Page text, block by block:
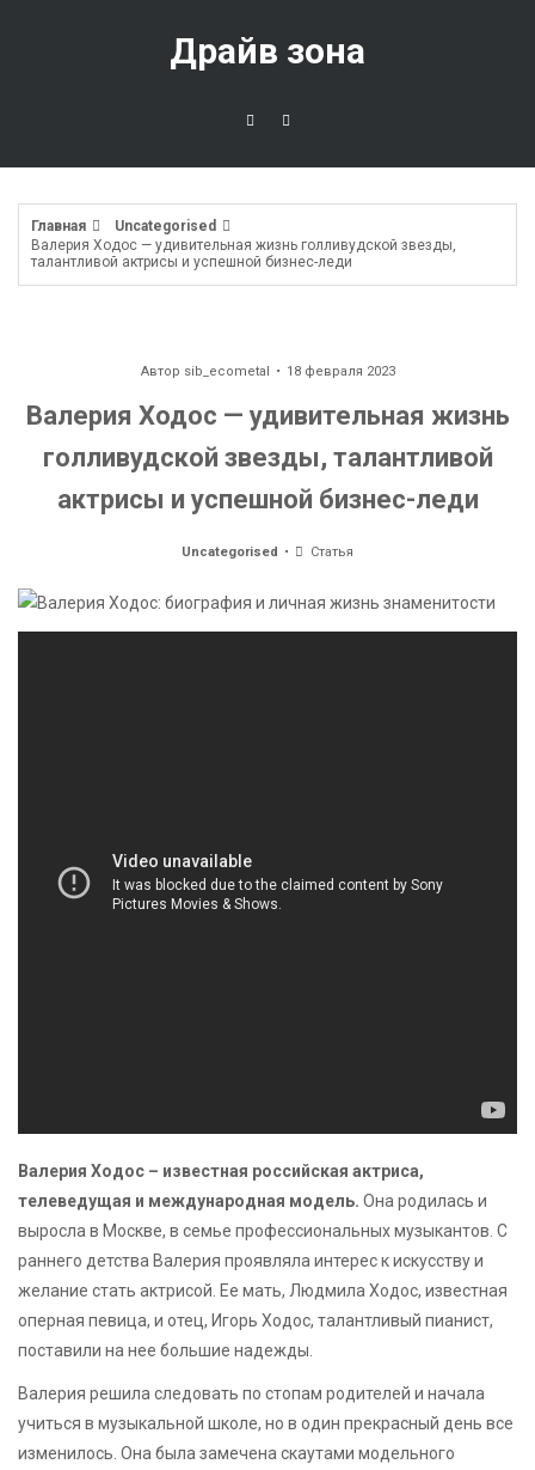
Драйв зона
Главная
Uncategorised
Валерия Ходос — удивительная жизнь голливудской звезды,
талантливой актрисы и успешной бизнес-леди
Автор sib_ecometal 18 февраля 2023
Валерия Ходос — удивительная жизнь
голливудской звезды, талантливой
актрисы и успешной бизнес-леди
Uncategorised Статья
Валерия Ходос – известная российская актриса,
телеведущая и международная модель. Она родилась и
выросла в Москве, в семье профессиональных музыкантов. С
раннего детства Валерия проявляла интерес к искусству и
желание стать актрисой. Ее мать, Людмила Ходос, известная
оперная певица, и отец, Игорь Ходос, талантливый пианист,
поставили на нее большие надежды.
Валерия решила следовать по стопам родителей и начала
учиться в музыкальной школе, но в один прекрасный день все
изменилось. Она была замечена скаутами модельного